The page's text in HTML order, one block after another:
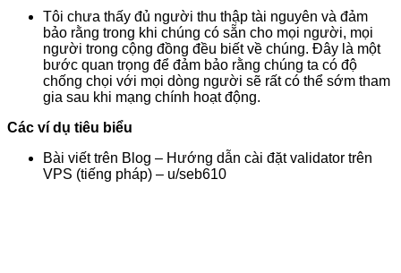
Tôi chưa thấy đủ người thu thập tài nguyên và đảm
bảo rằng trong khi chúng có sẵn cho mọi người, mọi
người trong cộng đồng đều biết về chúng. Đây là một
bước quan trọng để đảm bảo rằng chúng ta có độ
chống chọi với mọi dòng người sẽ rất có thể sớm tham
gia sau khi mạng chính hoạt động.
Các ví dụ tiêu biểu
Bài viết trên Blog – Hướng dẫn cài đặt validator trên
VPS (tiếng pháp) – u/seb610